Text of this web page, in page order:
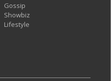
Gossip
Showbiz
Lifestyle